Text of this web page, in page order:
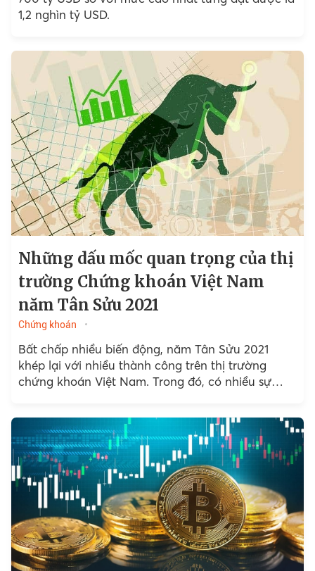
1,2 nghìn tỷ USD.
Những dấu mốc quan trọng của thị
trường Chứng khoán Việt Nam
năm Tân Sửu 2021
Chứng khoán
Bất chấp nhiều biến động, năm Tân Sửu 2021
khép lại với nhiều thành công trên thị trường
chứng khoán Việt Nam. Trong đó, có nhiều sự
được nhiều người quan tâm.